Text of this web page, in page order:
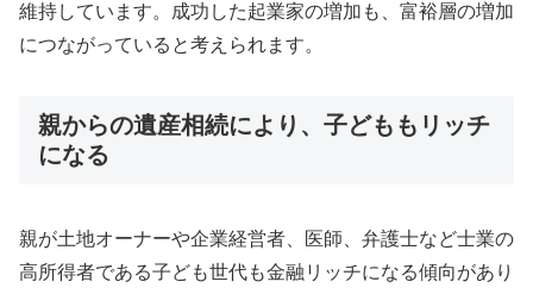
維持しています。成功した起業家の増加も、富裕層の増加
につながっていると考えられます。
親からの遺産相続により、子どももリッチ
になる
親が土地オーナーや企業経営者、医師、弁護士など士業の
高所得者である子ども世代も金融リッチになる傾向があり